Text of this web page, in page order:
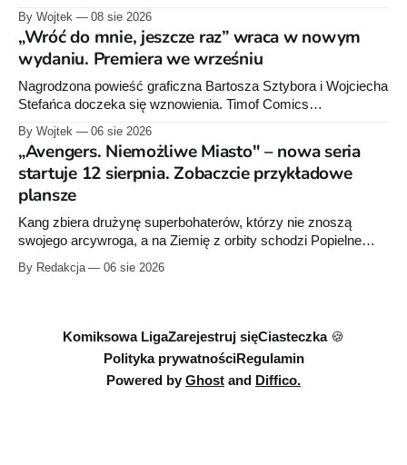
sprzedaży niemal dokładnie w dniu jego urodzin.
By Wojtek 08 sie 2026
„Wróć do mnie, jeszcze raz” wraca w nowym
wydaniu. Premiera we wrześniu
Nagrodzona powieść graficzna Bartosza Sztybora i Wojciecha
Stefańca doczeka się wznowienia. Timof Comics
raz”, którego pierwsze wydanie ukazało się w 2015 roku.
By Wojtek 06 sie 2026
„Avengers. Niemożliwe Miasto" – nowa seria
startuje 12 sierpnia. Zobaczcie przykładowe
plansze
Kang zbiera drużynę superbohaterów, którzy nie znoszą
swojego arcywroga, a na Ziemię z orbity schodzi Popielne
serii Avengers autorstwa Jeda MacKaya trafia do sklepów 12
By Redakcja 06 sie 2026
Komiksowa LigaZarejestruj sięCiasteczka 🍪
Polityka prywatnościRegulamin
Powered by Ghost and Diffico.